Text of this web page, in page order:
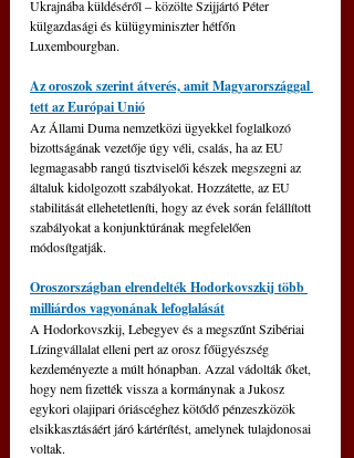
Ukrajnába küldéséről – közölte Szijjártó Péter
külgazdasági és külügyminiszter hétfőn
Luxembourgban.
Az oroszok szerint átverés, amit Magyarországgal
tett az Európai Unió
Az Állami Duma nemzetközi ügyekkel foglalkozó
bizottságának vezetője úgy véli, csalás, ha az EU
legmagasabb rangú tisztviselői készek megszegni az
általuk kidolgozott szabályokat. Hozzátette, az EU
stabilitását ellehetetleníti, hogy az évek során felállított
szabályokat a konjunktúrának megfelelően
módosítgatják.
Oroszországban elrendelték Hodorkovszkij több
milliárdos vagyonának lefoglalását
A Hodorkovszkij, Lebegyev és a megszűnt Szibériai
Lízingvállalat elleni pert az orosz főügyészség
kezdeményezte a múlt hónapban. Azzal vádolták őket,
hogy nem fizették vissza a kormánynak a Jukosz
egykori olajipari óriáscéghez kötődő pénzeszközök
elsikkasztásáért járó kártérítést, amelynek tulajdonosai
voltak.